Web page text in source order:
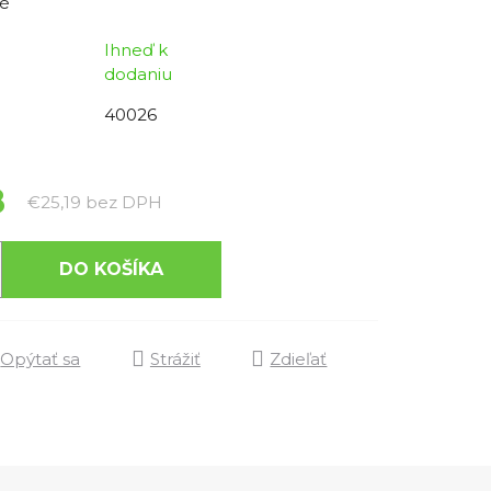
Ihneď k
dodaniu
40026
€25,19 bez DPH
DO KOŠÍKA
Opýtať sa Strážiť Zdieľať